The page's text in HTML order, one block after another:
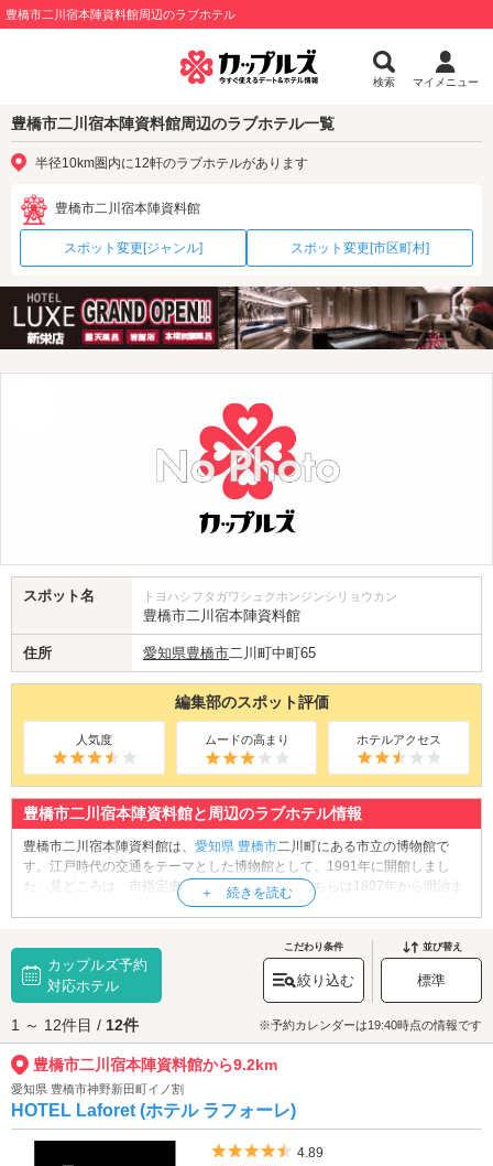
豊橋市二川宿本陣資料館周辺のラブホテル
検索 マイメニュー
豊橋市二川宿本陣資料館周辺のラブホテル一覧
半径10km圏内に12軒のラブホテルがあります
豊橋市二川宿本陣資料館
スポット変更[ジャンル] スポット変更[市区町村]
スポット名 トヨハシフタガワシュクホンジンシリョウカン
豊橋市二川宿本陣資料館
住所 愛知県豊橋市二川町中町65
編集部のスポット評価
人気度 ムードの高まり ホテルアクセス
豊橋市二川宿本陣資料館と周辺のラブホテル情報
豊橋市二川宿本陣資料館は、 愛知県 豊橋市二川町にある市立の博物館で
す。江戸時代の交通をテーマとした博物館として、1991年に開館しまし
た。見どころは、市指定史跡「二川宿本陣」。こちらは1807年から明治ま
での約60年間、本陣職を勤めた馬場家の遺構です。玄関棟、書院棟、土蔵
期から明治まで旅籠屋を営んでいた倉橋家の遺構「旅籠屋 清明屋」、雑貨
屋やカフェを併設している「商家 駒屋」、江戸時代の街道に関する資料を
展示している「資料館」などがあります。まるでタイムスリップしたよう
な気分を味わえる建物をじっくり見学しましょう。
豊橋市二川宿本陣資料館へは、
豊橋市街エリアのラブホテルからもアクセ
スが便利です。
カップルズ予約
対応ホテル
こだわり条件
絞り込む
並び替え
標準
1 ～ 12件目 / 12件 ※予約カレンダーは19:40時点の情報です
豊橋市二川宿本陣資料館から9.2km
愛知県 豊橋市神野新田町イノ割
HOTEL Laforet (ホテル ラフォーレ)
5つ星のうち4.5
4.89